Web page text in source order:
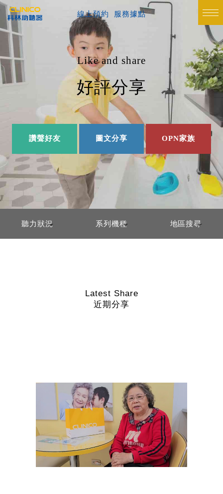
線上預約 服務據點
Like and share
好評分享
讚聲好友 圖文分享 OPN家族
聽力狀況 系列機種 地區搜尋
Latest Share
近期分享